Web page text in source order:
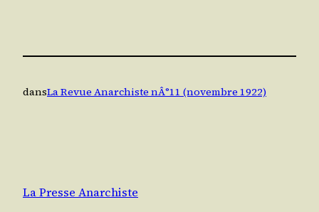
dansLa Revue Anarchiste nÂ°11 (novembre 1922)
La Presse Anarchiste